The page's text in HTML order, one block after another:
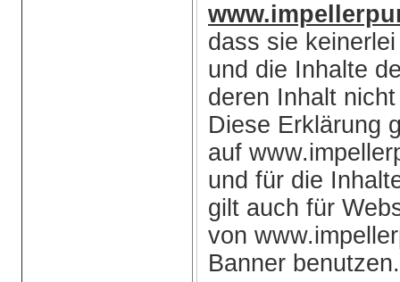
dass sie
und die Inhalte
deren Inhalt
Diese Erklärung
auf
und für die
gilt auch für
von
Banner benutzen.